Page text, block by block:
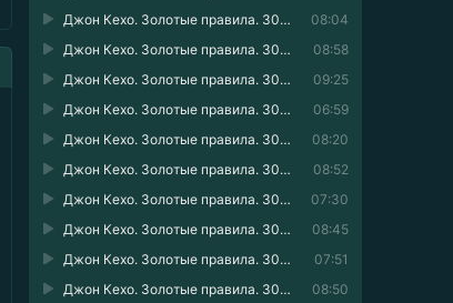
08:04
Джон Кехо. Золотые правила. 30 принципов работы с подсознанием в одной книге 02
08:58
Джон Кехо. Золотые правила. 30 принципов работы с подсознанием в одной книге 03
09:25
Джон Кехо. Золотые правила. 30 принципов работы с подсознанием в одной книге 04
06:59
Джон Кехо. Золотые правила. 30 принципов работы с подсознанием в одной книге 05
08:20
Джон Кехо. Золотые правила. 30 принципов работы с подсознанием в одной книге 06
08:52
Джон Кехо. Золотые правила. 30 принципов работы с подсознанием в одной книге 07
07:30
Джон Кехо. Золотые правила. 30 принципов работы с подсознанием в одной книге 08
08:45
Джон Кехо. Золотые правила. 30 принципов работы с подсознанием в одной книге 09
07:51
Джон Кехо. Золотые правила. 30 принципов работы с подсознанием в одной книге 10
08:50
Джон Кехо. Золотые правила. 30 принципов работы с подсознанием в одной книге 11